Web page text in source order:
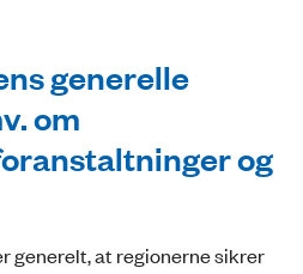
generelle
om
og
generelt, at regionerne sikrer